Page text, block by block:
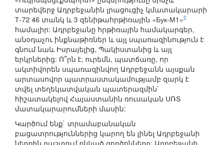
տարեվերջ Ադրբեջանին լրացուցիչ կմատակարարի
Т-72 46 տանկ և 3 զենիթահրթիռային «Бук-М1»2
համալիր: Ադրբեջանը հրթիռային համակարգեր,
անօդաչու ինքնաթիռներ և այլ սպառազինություն է
գնում նաև Իսրայելից, Պակիստանից և այլ
երկրներից: Ո՞րն է, ուրեմն, պատճառը, որ
ակտիվորեն սպառազինվող Ադրբեջանն այսքան
արտասովոր պատրաստակամությամբ զարկ է
տվել տեղեկատվական պատերազմին`
հիշատակելով Հայաստանին ռուսական ՍՌՏ
մատակարարումների մասին:
Կարծում ենք` տրամաբանական
բացատրություններից կարող են լինել Ադրբեջանի